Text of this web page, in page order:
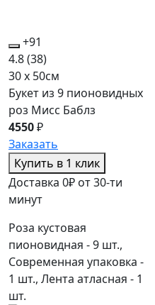
+91
4.8(38)
30 x 50см
Букет из 9 пионовидных
роз Мисс Баблз
4550₽
Заказать
Купить в 1 клик
Доставка 0₽ от 30-ти
минут
Роза кустовая
пионовидная - 9 шт.,
Современная упаковка -
1 шт., Лента атласная - 1
шт.